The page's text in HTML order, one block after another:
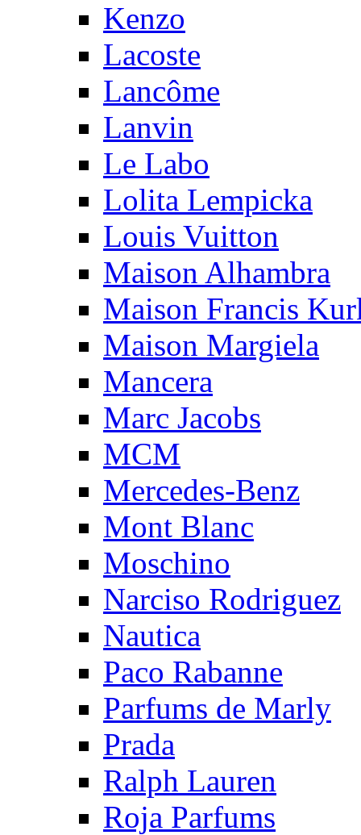
Kenzo
Lacoste
Lancôme
Lanvin
Le Labo
Lolita Lempicka
Louis Vuitton
Maison Alhambra
Maison Francis
Maison Margiela
Mancera
Marc Jacobs
MCM
Mercedes-Benz
Mont Blanc
Moschino
Narciso Rodriguez
Nautica
Paco Rabanne
Parfums de Marly
Prada
Ralph Lauren
Roja Parfums